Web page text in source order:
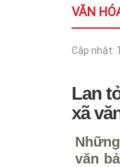
VĂN
Cập nhật:
Lan
xã
văn